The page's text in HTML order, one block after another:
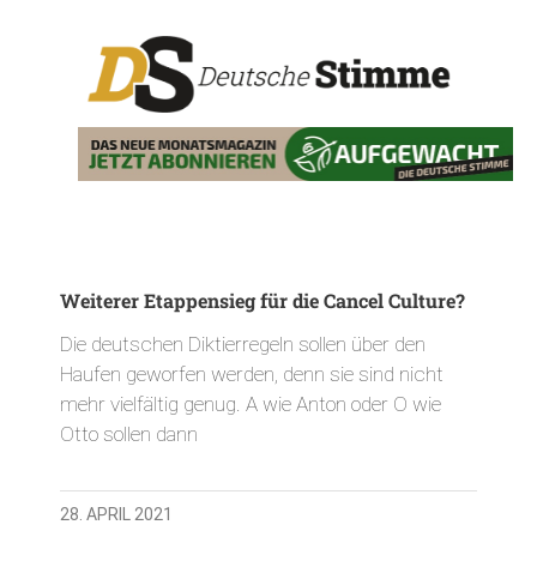
Weiterer Etappensieg für die Cancel Culture?
Die deutschen Diktierregeln sollen über den
Haufen geworfen werden, denn sie sind nicht
mehr vielfältig genug. A wie Anton oder O wie
Otto sollen dann
28. APRIL 2021